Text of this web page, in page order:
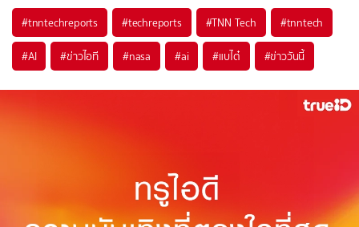
#tnntechreports #techreports #TNN Tech #tnntech
#AI #ข่าวไอที #nasa #ai #แบไต๋ #ข่าววันนี้